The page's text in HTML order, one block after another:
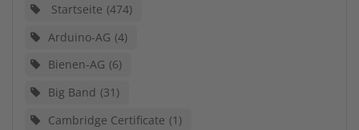
Startseite 474
Arduino-AG 4
Bienen-AG 6
Big Band
31
Cambridge Certificate 1